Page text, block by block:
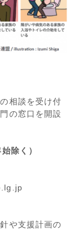
相談を受け付
の窓口を開設
除く）
や支援計画の